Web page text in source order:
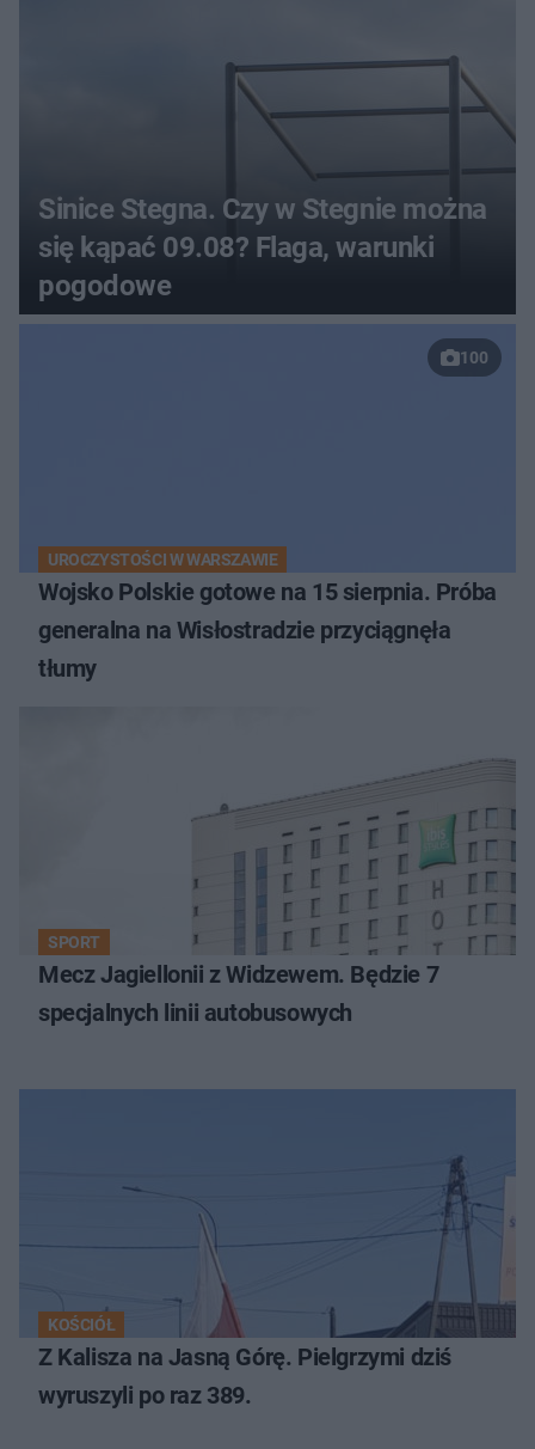
Sinice Stegna. Czy w Stegnie można
się kąpać 09.08? Flaga, warunki
pogodowe
100
UROCZYSTOŚCI W WARSZAWIE
Wojsko Polskie gotowe na 15 sierpnia. Próba
generalna na Wisłostradzie przyciągnęła
tłumy
SPORT
Mecz Jagiellonii z Widzewem. Będzie 7
specjalnych linii autobusowych
KOŚCIÓŁ
Z Kalisza na Jasną Górę. Pielgrzymi dziś
wyruszyli po raz 389.